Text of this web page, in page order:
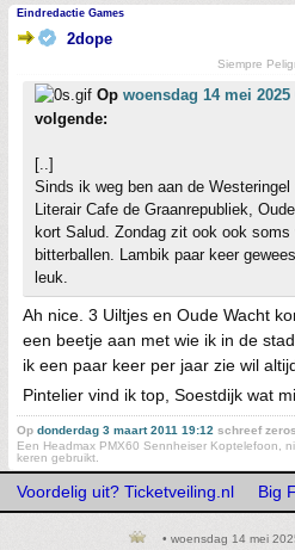
Eindredactie Games
2dope
Siempre
Op woensdag 14 mei 2025
volgende:
[..]
Sinds ik weg ben aan de
Literair Cafe de Graanrepubliek,
kort Salud. Zondag zit ook ook
bitterballen. Lambik paar keer
leuk.
Ah nice. 3 Uiltjes en Oude Wacht
een beetje aan met wie ik in de
ik een paar keer per jaar zie wil
Pintelier vind ik top, Soestdijk wat
Op donderdag 3 maart 2011 19:12 schreef
Een Headmax PMX60 Sennheiser Koptelefoon,
keren gebruikt.
Voordelig uit? Ticketveiling.nl Big
• woensdag 14 mei